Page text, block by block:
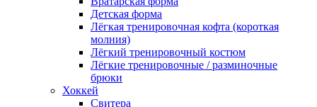
Детская форма
Лёгкая тренировочная кофта (короткая
молния)
Лёгкий тренировочный костюм
Лёгкие тренировочные / разминочные
брюки
Хоккей
Свитера